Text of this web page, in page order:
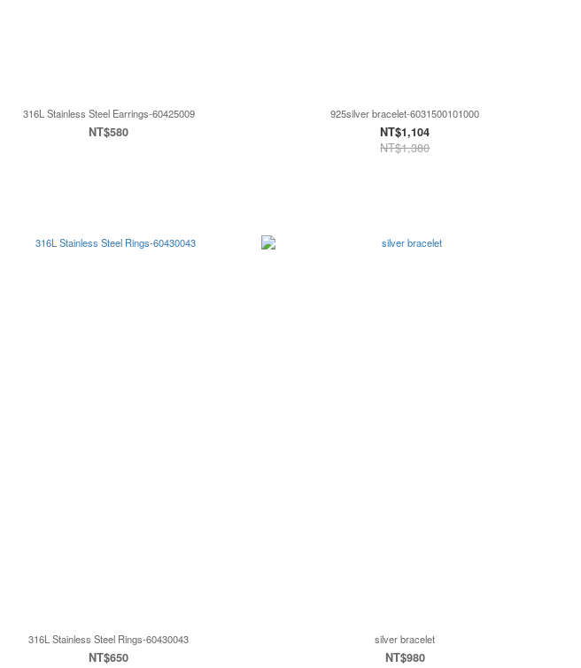
316L Stainless Steel Earrings-60425009
NT$580
925silver bracelet-6031500101000
NT$1,104
NT$1,380
316L Stainless Steel Rings-60430043
NT$650
silver bracelet
NT$980